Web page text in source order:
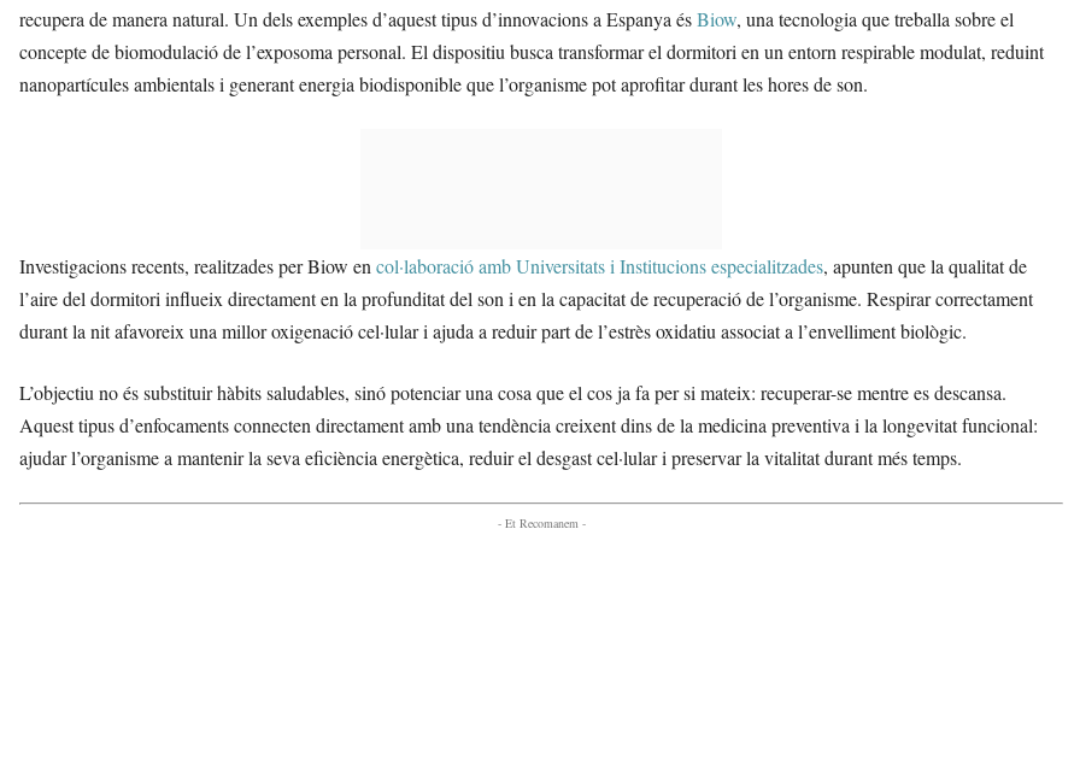
recupera de manera natural. Un dels exemples d’aquest tipus d’innovacions a Espanya ésBiow, una tecnologia que treballa sobre el
concepte de biomodulació de l’exposoma personal. El dispositiu busca transformar el dormitori en un entorn respirable modulat, reduint
nanopartícules ambientals i generant energia biodisponible que l’organisme pot aprofitar durant les hores de son.
Investigacions recents, realitzades per Biow en col·laboració amb Universitats i Institucions especialitzades, apunten que la qualitat de
l’aire del dormitori influeix directament en la profunditat del son i en la capacitat de recuperació de l’organisme. Respirar correctament
durant la nit afavoreix una millor oxigenació cel·lular i ajuda a reduir part de l’estrès oxidatiu associat a l’envelliment biològic.
L’objectiu no és substituir hàbits saludables, sinó potenciar una cosa que el cos ja fa per si mateix: recuperar-se mentre es descansa.
Aquest tipus d’enfocaments connecten directament amb una tendència creixent dins de la medicina preventiva i la longevitat funcional:
ajudar l’organisme a mantenir la seva eficiència energètica, reduir el desgast cel·lular i preservar la vitalitat durant més temps.
- Et Recomanem -